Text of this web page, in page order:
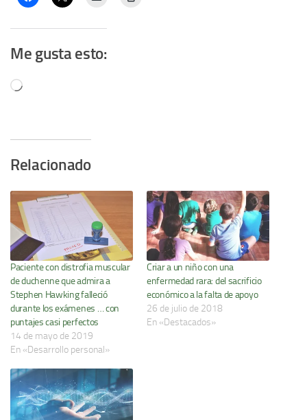
Me gusta esto:
Cargando...
Relacionado
Paciente con distrofia muscular
de duchenne que admira a
Stephen Hawking falleció
durante los exámenes … con
puntajes casi perfectos
14 de mayo de 2019
En «Desarrollo personal»
Criar a un niño con una
enfermedad rara: del sacrificio
económico a la falta de apoyo
26 de julio de 2018
En «Destacados»